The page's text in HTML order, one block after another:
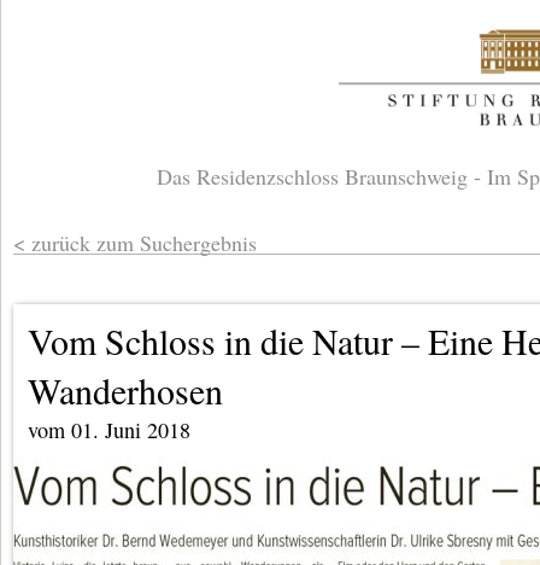
Das Residenzschloss Braunschweig - Im
zurück zum Suchergebnis
Vom Schloss in die Natur – Eine
Wanderhosen
vom 01. Juni 2018